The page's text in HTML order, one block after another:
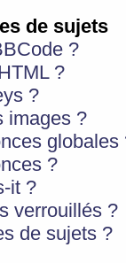
de sujets
?
?
?
images ?
globales
?
it ?
verrouillés ?
de sujets ?